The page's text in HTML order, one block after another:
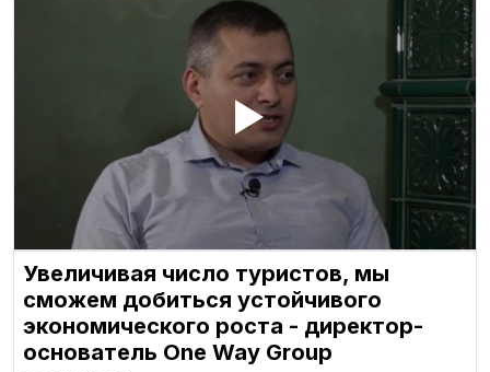
Увеличивая число туристов, мы
сможем добиться устойчивого
экономического роста - директор-
основатель One Way Group